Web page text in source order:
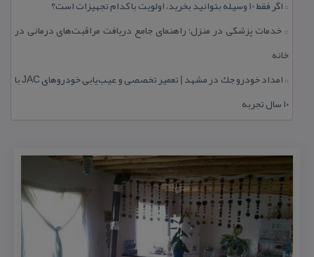
:: اگر فقط 10 وسیله بتوانید بخرید، اولویت با كدام تجهیزات است؟
:: خدمات پزشكی در منزل؛ راهنمای جامع دریافت مراقبت‌های درمانی در
خانه
::
امداد خودرو جك در مشهد | تعمیر تخصصی و عیب‌یابی خودروهای JAC با
۱۰ سال تجربه